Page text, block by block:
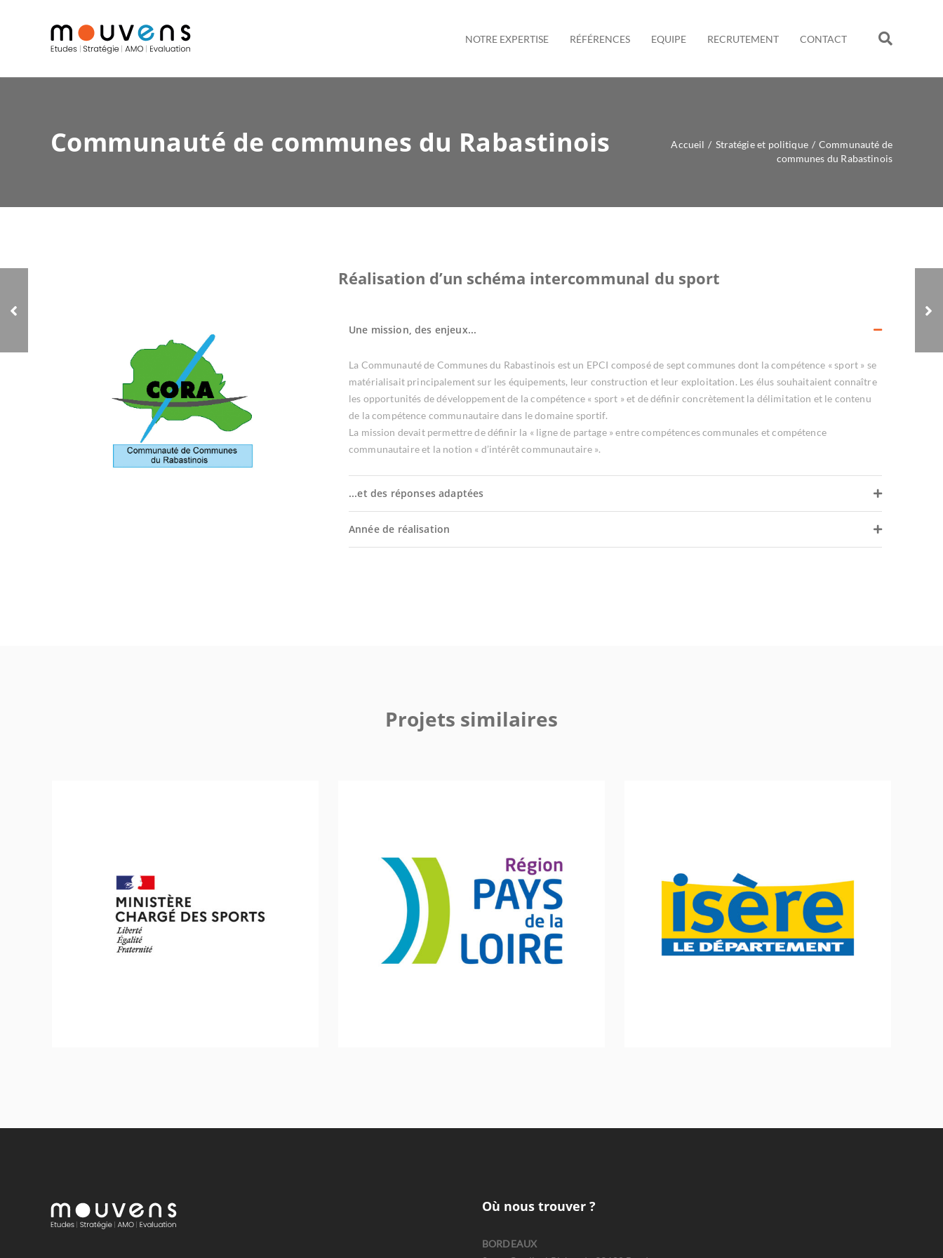
NOTRE EXPERTISE RÉFÉRENCES EQUIPE RECRUTEMENT CONTACT
Communauté de communes du Rabastinois Accueil / Stratégie et politique / Communauté de
communes du Rabastinois
Réalisation d’un schéma intercommunal du sport
Une mission, des enjeux...
La Communauté de Communes du Rabastinois est un EPCI composé de sept communes dont la compétence « sport » se
matérialisait principalement sur les équipements, leur construction et leur exploitation. Les élus souhaitaient connaître
les opportunités de développement de la compétence « sport » et de définir concrètement la délimitation et le contenu
de la compétence communautaire dans le domaine sportif.
La mission devait permettre de définir la « ligne de partage » entre compétences communales et compétence
communautaire et la notion « d’intérêt communautaire ».
...et des réponses adaptées
Année de réalisation
Projets similaires
Ministère des Sports
Stratégie et politique
Région Pays de la Loire
Stratégie et politique
Conseil Départemental de l’Isère
Stratégie et politique
Où nous trouver ?
BORDEAUX